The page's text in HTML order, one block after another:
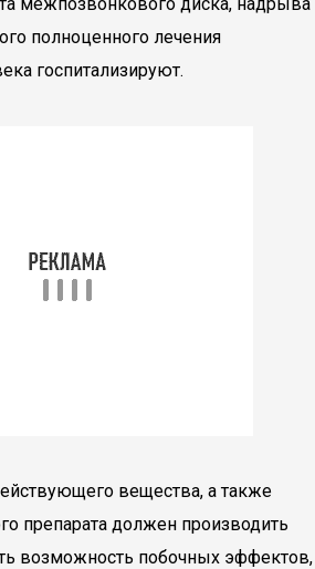
полноценного лечения
госпитализируют.
вещества, а также
препарата должен производить
возможность побочных эффектов,